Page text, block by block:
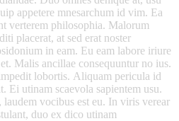
appetere mnesarchum id vim. Ea
verterem philosophia. Malorum
placerat, at sed erat noster
in eam. Eu eam labore iriure
Malis ancillae consequuntur no ius.
lobortis. Aliquam pericula id
Ei utinam scaevola sapientem usu.
vocibus est eu. In viris verear
duo ex dico utinam